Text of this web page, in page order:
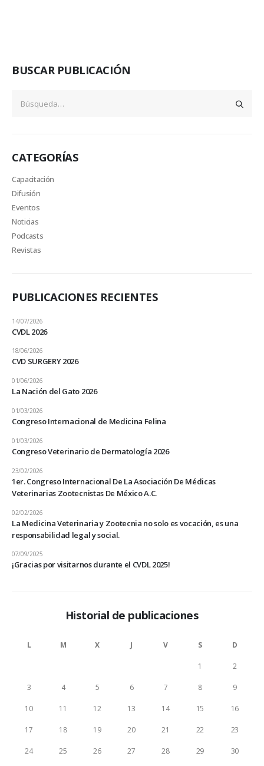
BUSCAR PUBLICACIÓN
CATEGORÍAS
Capacitación
Difusión
Eventos
Noticias
Podcasts
Revistas
PUBLICACIONES RECIENTES
CVDL 2026
14/07/2026
CVD SURGERY 2026
18/06/2026
La Nación del Gato 2026
01/06/2026
Congreso Internacional de Medicina Felina
01/03/2026
Congreso Veterinario de Dermatología 2026
01/03/2026
1er. Congreso Internacional De La Asociación De Médicas
Veterinarias Zootecnistas De México A.C.
23/02/2026
La Medicina Veterinaria y Zootecnia no solo es vocación, es una
responsabilidad legal y social.
02/02/2026
¡Gracias por visitarnos durante el CVDL 2025!
07/09/2025
Historial de publicaciones
L M X J V S D
1 2
3 4 5 6 7 8 9
10 11 12 13 14 15 16
17 18 19 20 21 22 23
24 25 26 27 28 29 30